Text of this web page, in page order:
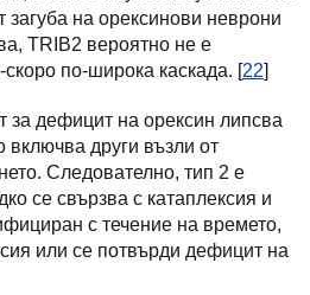
загуба на орексинови неврони
TRIB2 вероятно не е
по-широка каскада. [22]
за дефицит на орексин липсва
други възли от
Следователно, тип 2 е
се свързва с катаплексия и
с течение на времето,
или се потвърди дефицит на